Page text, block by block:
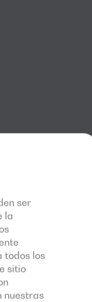
ser
la
todos los
sitio
nuestras